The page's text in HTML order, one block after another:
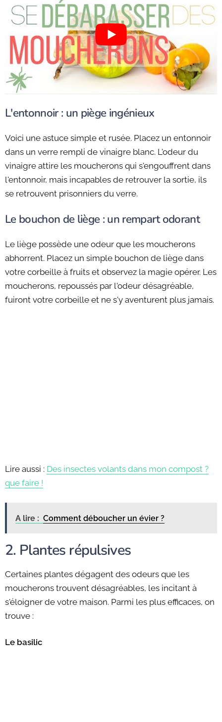
L'entonnoir : un piège ingénieux
Voici une astuce simple et rusée. Placez un entonnoir
dans un verre rempli de vinaigre blanc. L'odeur du
vinaigre attire les moucherons qui s'engouffrent dans
l'entonnoir, mais incapables de retrouver la sortie, ils
se retrouvent prisonniers du verre.
Le bouchon de liège : un rempart odorant
Le liège possède une odeur que les moucherons
abhorrent. Placez un simple bouchon de liège dans
votre corbeille à fruits et observez la magie opérer. Les
moucherons, repoussés par l'odeur désagréable,
fuiront votre corbeille et ne s'y aventurent plus jamais.
Lire aussi : Des insectes volants dans mon compost ?
que faire !
A lire : Comment déboucher un évier ?
2. Plantes répulsives
Certaines plantes dégagent des odeurs que les
moucherons trouvent désagréables, les incitant à
s'éloigner de votre maison. Parmi les plus efficaces, on
trouve :
Le basilic